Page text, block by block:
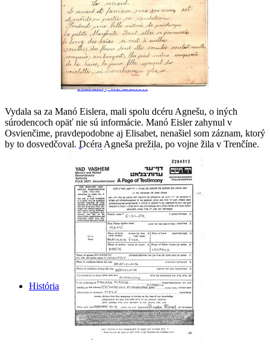
Kúpanie v Malackách a okolí
Rastliny na Záhorí
Živočíchy na Záhorí
Územia európskeho významu
História
Vydala sa za Manó Eislera, mali spolu dcéru Agnešu, o iných
súrodencoch opäť nie sú informácie. Manó Eisler zahynul v
Osvienčime, pravdepodobne aj Elisabet, nenašiel som záznam, ktorý
by to dosvedčoval. Dcéra Agneša prežila, po vojne žila v Trenčíne.